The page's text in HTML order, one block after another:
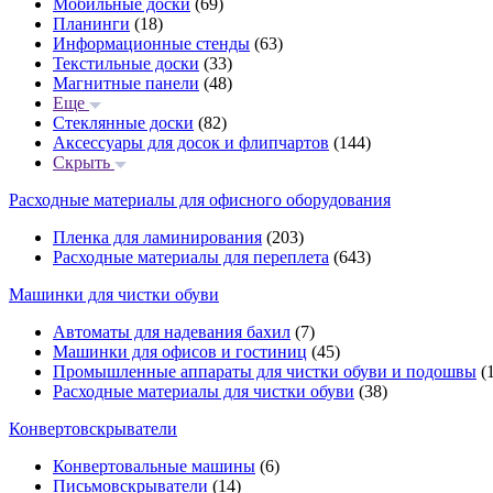
Мобильные доски (69)
Планинги (18)
Информационные стенды (63)
Текстильные доски (33)
Магнитные панели (48)
Еще
Стеклянные доски (82)
Аксессуары для досок и флипчартов (144)
Скрыть
Расходные материалы для офисного оборудования
Пленка для ламинирования (203)
Расходные материалы для переплета (643)
Машинки для чистки обуви
Автоматы для надевания бахил (7)
Машинки для офисов и гостиниц (45)
Промышленные аппараты для чистки обуви и подошвы
Расходные материалы для чистки обуви (38)
Конвертовскрыватели
Конвертовальные машины (6)
Письмовскрыватели (14)